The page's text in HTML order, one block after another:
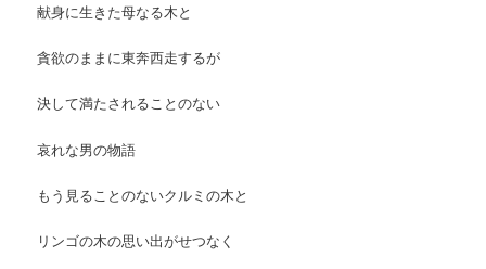
献身に生きた母なる木と
貪欲のままに東奔西走するが
決して満たされることのない
哀れな男の物語
もう見ることのないクルミの木と
リンゴの木の思い出がせつなく